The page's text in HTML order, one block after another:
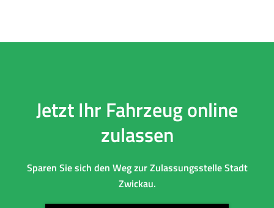
Jetzt Ihr Fahrzeug online
zulassen
Sparen Sie sich den Weg zur Zulassungsstelle Stadt
Zwickau.